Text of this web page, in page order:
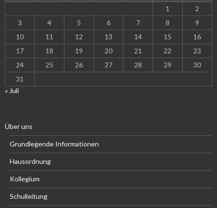
1
2
3
4 5 6 7 8
9
10
11 12 13 14 15
16
17
18 19 20 21 22
23
24
25 26 27 28 29
30
31
« Juli
Über uns
Grundlegende Informationen
Hausordnung
Kollegium
Schulleitung